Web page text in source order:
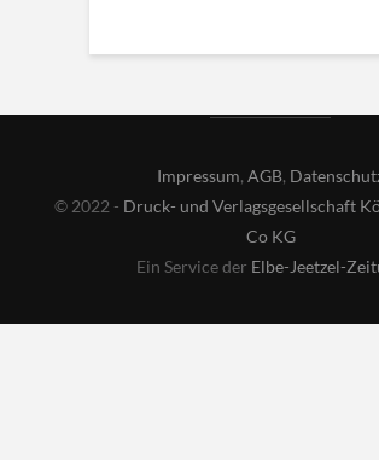
Impressum, AGB,
© 2022 - Druck- und Verlagsgesellschaft
Co KG
Ein Service der Elbe-Jeetzel-